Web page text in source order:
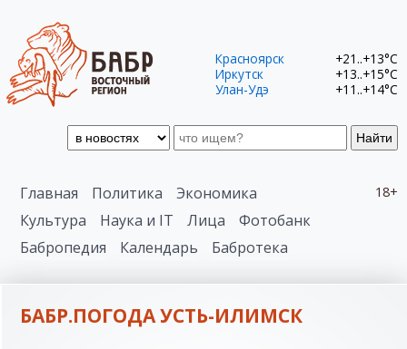
Найти
Красноярск
+21..+13°C
Иркутск
+13..+15°C
Улан-Удэ
+11..+14°C
18+
Главная Политика
Экономика
Культура
Наука и IT Лица
Фотобанк
Бабропедия
Календарь Бабротека
БАБР.ПОГОДА УСТЬ-ИЛИМСК